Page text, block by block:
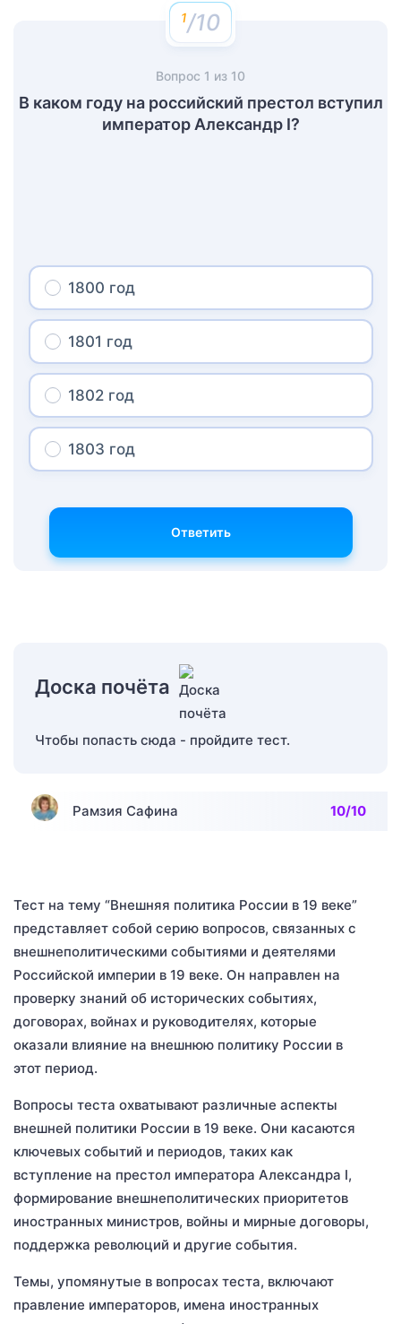
/10
Вопрос 1 из 10
В каком году на российский престол вступил
император Александр I?
1800 год
1801 год
1802 год
1803 год
Ответить
Доска почёта
Чтобы попасть сюда - пройдите тест.
Рамзия Сафина 10/10
Тест на тему “Внешняя политика России в 19 веке”
представляет собой серию вопросов, связанных с
внешнеполитическими событиями и деятелями
Российской империи в 19 веке. Он направлен на
проверку знаний об исторических событиях,
договорах, войнах и руководителях, которые
оказали влияние на внешнюю политику России в
этот период.
Вопросы теста охватывают различные аспекты
внешней политики России в 19 веке. Они касаются
ключевых событий и периодов, таких как
вступление на престол императора Александра I,
формирование внешнеполитических приоритетов
иностранных министров, войны и мирные договоры,
поддержка революций и другие события.
Темы, упомянутые в вопросах теста, включают
правление императоров, имена иностранных